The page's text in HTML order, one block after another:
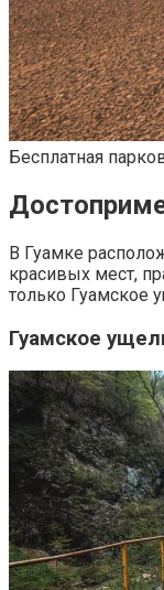
Бесплатная
В Гуамке
красивых мест,
только Гуамское
Гуамское